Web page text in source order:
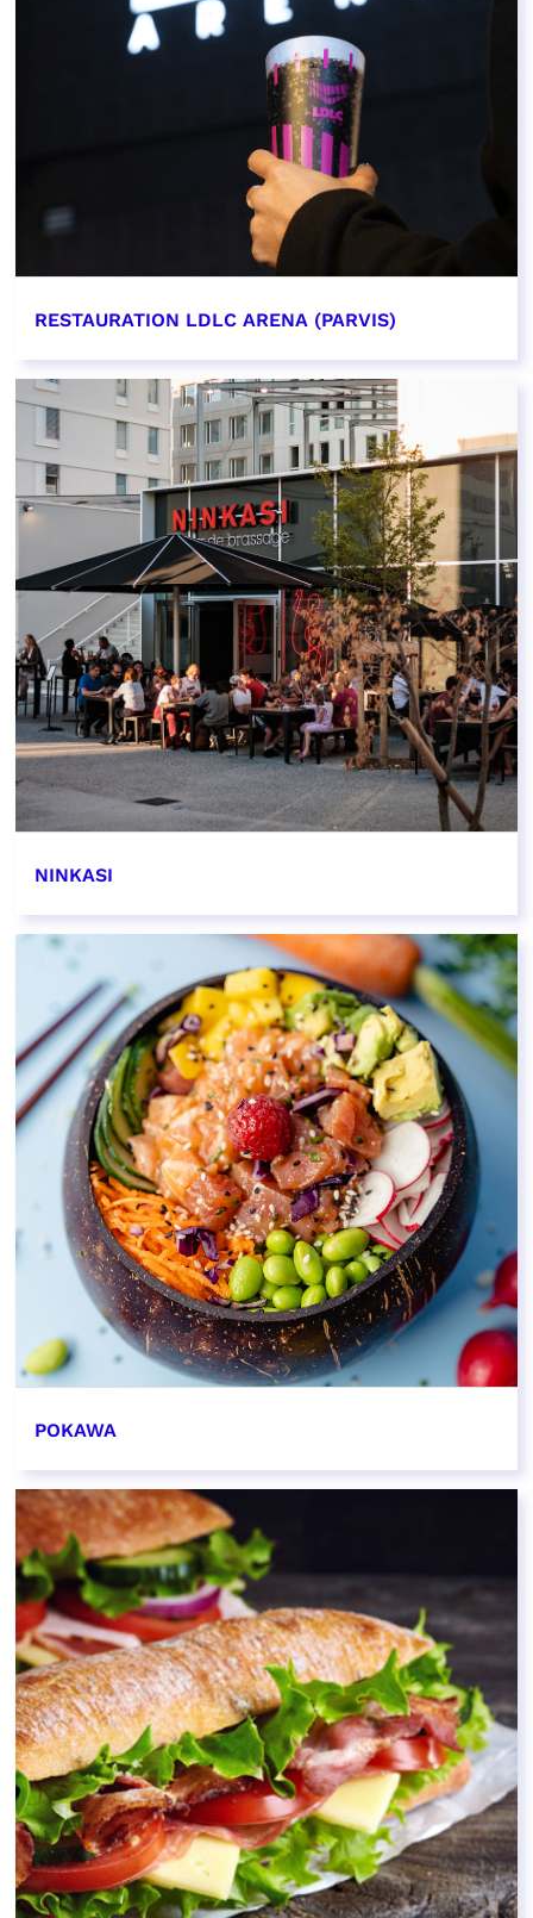
RESTAURATION LDLC ARENA (PARVIS)
EN SAVOIR PLUS
NINKASI
EN SAVOIR PLUS
POKAWA
EN SAVOIR PLUS